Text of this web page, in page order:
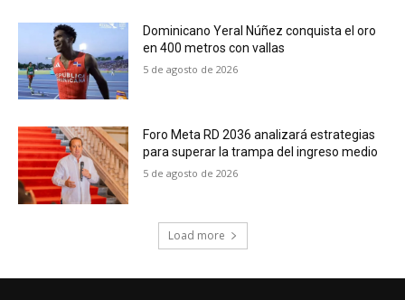
Dominicano Yeral Núñez conquista el oro
en 400 metros con vallas
5 de agosto de 2026
Foro Meta RD 2036 analizará estrategias
para superar la trampa del ingreso medio
5 de agosto de 2026
Load more